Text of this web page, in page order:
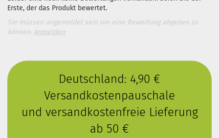
Erste, der das Produkt bewertet.
Sie müssen angemeldet sein um eine Bewertung abgeben zu
können. Anmelden
Deutschland: 4,90 €
Versandkostenpauschale
und versandkostenfreie Lieferung
ab 50 €